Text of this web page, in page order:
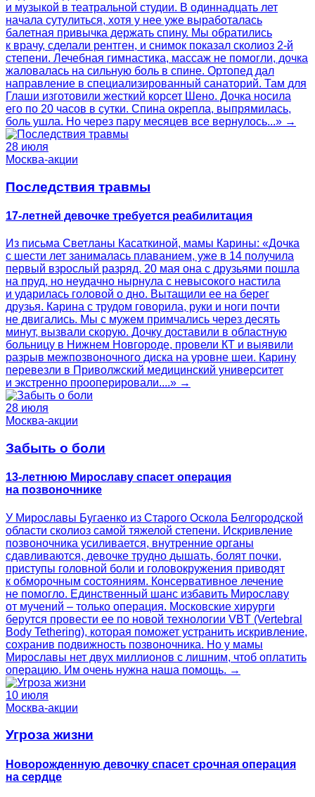
и музыкой в театральной студии. В одиннадцать лет
начала сутулиться, хотя у нее уже выработалась
балетная привычка держать спину. Мы обратились
к врачу, сделали рентген, и снимок показал сколиоз 2-й
степени. Лечебная гимнастика, массаж не помогли, дочка
жаловалась на сильную боль в спине. Ортопед дал
направление в специализированный санаторий. Там для
Глаши изготовили жесткий корсет Шено. Дочка носила
его по 20 часов в сутки. Спина окрепла, выпрямилась,
боль ушла. Но через пару месяцев все вернулось...» →
28 июля
Москва-акции
Последствия травмы
17-летней девочке требуется реабилитация
Из письма Светланы Касаткиной, мамы Карины: «Дочка
с шести лет занималась плаванием, уже в 14 получила
первый взрослый разряд. 20 мая она с друзьями пошла
на пруд, но неудачно нырнула с невысокого настила
и ударилась головой о дно. Вытащили ее на берег
друзья. Карина с трудом говорила, руки и ноги почти
не двигались. Мы с мужем примчались через десять
минут, вызвали скорую. Дочку доставили в областную
больницу в Нижнем Новгороде, провели КТ и выявили
разрыв межпозвоночного диска на уровне шеи. Карину
перевезли в Приволжский медицинский университет
и экстренно прооперировали....» →
28 июля
Москва-акции
Забыть о боли
13-летнюю Мирославу спасет операция
на позвоночнике
У Мирославы Бугаенко из Старого Оскола Белгородской
области сколиоз самой тяжелой степени. Искривление
позвоночника усиливается, внутренние органы
сдавливаются, девочке трудно дышать, болят почки,
приступы головной боли и головокружения приводят
к обморочным состояниям. Консервативное лечение
не помогло. Единственный шанс избавить Мирославу
от мучений – только операция. Московские хирурги
берутся провести ее по новой технологии VBT (Vertebral
Body Tethering), которая поможет устранить искривление,
сохранив подвижность позвоночника. Но у мамы
Мирославы нет двух миллионов с лишним, чтоб оплатить
операцию. Им очень нужна наша помощь. →
10 июля
Москва-акции
Угроза жизни
Новорожденную девочку спасет срочная операция
на сердце